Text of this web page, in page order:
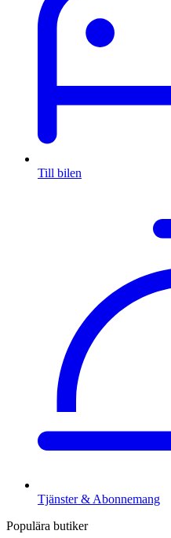
Till bilen
Tjänster & Abonnemang
Populära butiker